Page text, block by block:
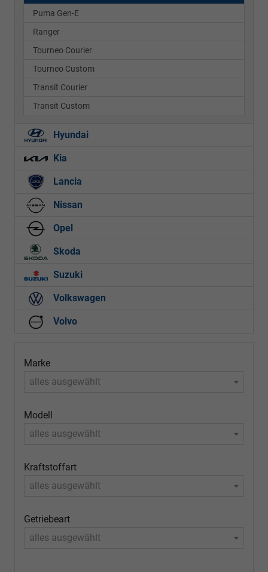
Puma Gen-E
Ranger
Tourneo Courier
Tourneo Custom
Transit Courier
Transit Custom
Hyundai
Kia
Lancia
Nissan
Opel
Skoda
Suzuki
Volkswagen
Volvo
Marke
alles ausgewählt
Modell
alles ausgewählt
Kraftstoffart
alles ausgewählt
Getriebeart
alles ausgewählt